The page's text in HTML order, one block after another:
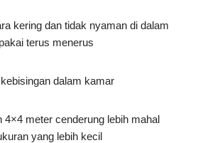
kering dan tidak nyaman di dalam
terus menerus
dalam kamar
4×4 meter cenderung lebih mahal
yang lebih kecil